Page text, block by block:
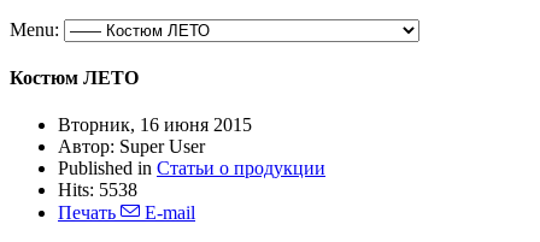
Menu:
Костюм ЛЕТО
Вторник, 16 июня 2015
Автор: Super User
Published in Статьи о продукции
Hits: 5538
Печать
E-mail